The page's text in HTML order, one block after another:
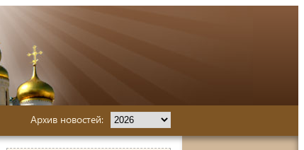
Архив новостей: